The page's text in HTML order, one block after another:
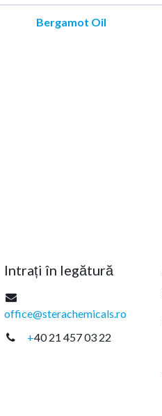
Bergamot Oil
Intrați în legătură
office@sterachemicals.ro
+40 21 457 03 22